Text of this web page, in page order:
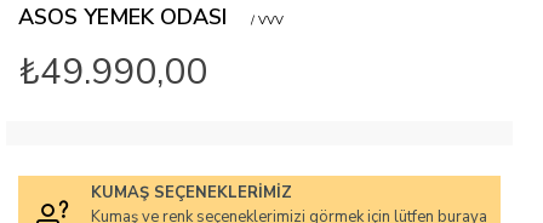
ASOS YEMEK ODASI / VVV
KUMAŞ SEÇENEKLERIMIZ
Kumaş ve renk seçeneklerimizi görmek için lütfen buraya
₺49.990,00